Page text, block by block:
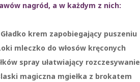
nagród, a w każdym z nich:
krem zapobiegający puszeniu
mleczko do włosów kręconych
spray ułatwiający rozczesywanie
magiczna mgiełka z brokatem